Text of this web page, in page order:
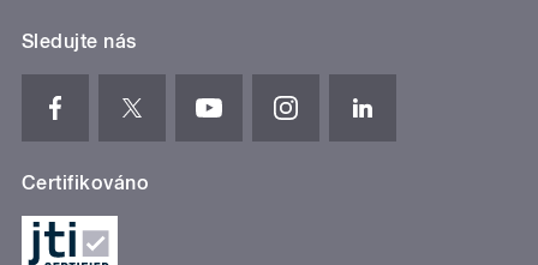
Sledujte nás
Certifikováno